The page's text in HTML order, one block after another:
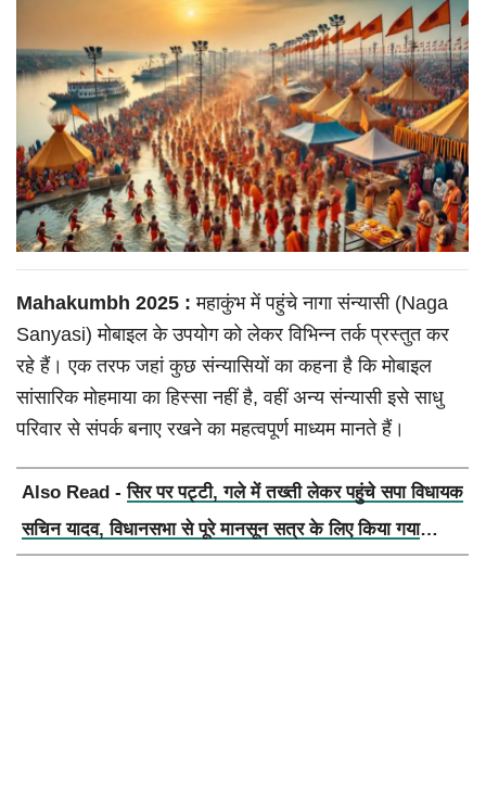
Mahakumbh 2025 :महाकुंभ में पहुंचे नागा संन्यासी (Naga
Sanyasi) मोबाइल के उपयोग को लेकर विभिन्न तर्क प्रस्तुत कर
रहे हैं। एक तरफ जहां कुछ संन्यासियों का कहना है कि मोबाइल
सांसारिक मोहमाया का हिस्सा नहीं है, वहीं अन्य संन्यासी इसे साधु
परिवार से संपर्क बनाए रखने का महत्वपूर्ण माध्यम मानते हैं।
Also Read -सिर पर पट्टी, गले में तख्ती लेकर पहुंचे सपा विधायक
सचिन यादव, विधानसभा से पूरे मानसून सत्र के लिए किया गया